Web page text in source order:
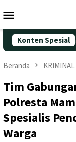
ke
Mobile
Konten Spesial
25 dengan Aksi
Beranda KRIMINAL
Tim
Polresta
Spesialis
Warga